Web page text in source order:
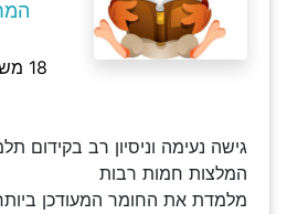
18 משובים
גישה נעימה וניסיון רב בקידום
המלצות חמות רבות
מלמדת את החומר המעודכן